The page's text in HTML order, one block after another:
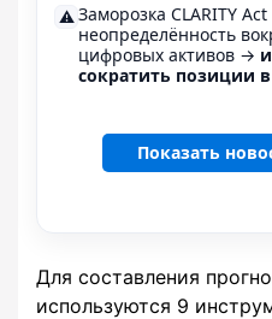
⚠️Заморозка CLARITY
неопределённость
цифровых активов →
сократить позиции в
Показать
Для составления
используются 9